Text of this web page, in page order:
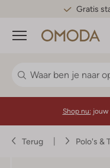
Gratis
Menu
Shop nu:
Terug Polo's &